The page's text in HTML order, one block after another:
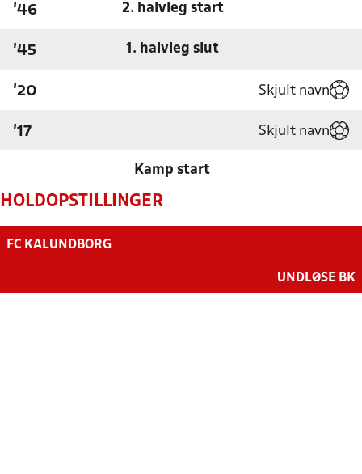
'46 2. halvleg start
'45 1. halvleg slut
'20 Skjult navn
'17 Skjult navn
Kamp start
HOLDOPSTILLINGER
FC KALUNDBORG
UNDLØSE BK